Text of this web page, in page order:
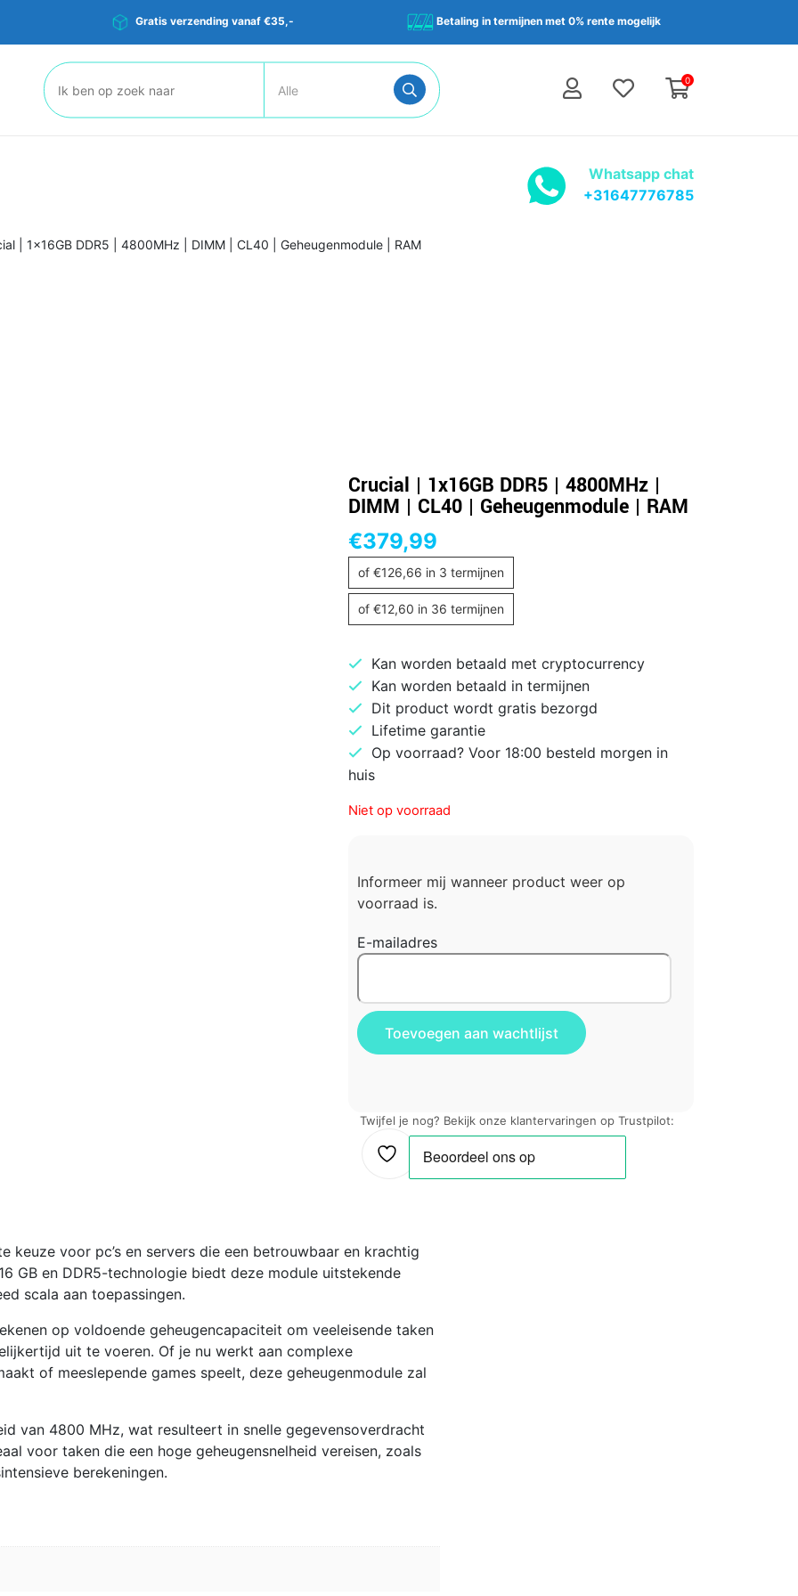
Gratis verzending vanaf €35,- Betaling in termijnen met 0% rente mogelijk
0
Zoeken:
Whatsapp chat
+31647776785
| 1x16GB DDR5 | 4800MHz | DIMM | CL40 | Geheugenmodule | RAM
Crucial | 1x16GB DDR5 | 4800MHz |
DIMM | CL40 | Geheugenmodule | RAM
€379,99
of €126,66 in 3 termijnen
of €12,60 in 36 termijnen
Kan worden betaald met cryptocurrency
Kan worden betaald in termijnen
Dit product wordt gratis bezorgd
Lifetime garantie
Op voorraad? Voor 18:00 besteld morgen in
huis
Niet op voorraad
Informeer mij wanneer product weer op
voorraad is.
E-mailadres
Twijfel je nog? Bekijk onze klantervaringen op Trustpilot:
keuze voor pc’s en servers die een betrouwbaar en krachtig
GB en DDR5-technologie biedt deze module uitstekende
scala aan toepassingen.
op voldoende geheugencapaciteit om veeleisende taken
uit te voeren. Of je nu werkt aan complexe
of meeslepende games speelt, deze geheugenmodule zal
van 4800 MHz, wat resulteert in snelle gegevensoverdracht
voor taken die een hoge geheugensnelheid vereisen, zoals
berekeningen.